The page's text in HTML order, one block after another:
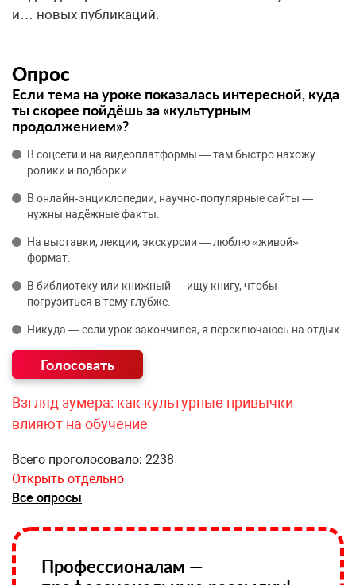
и… новых публикаций.
Опрос
Если тема на уроке показалась интересной, куда
ты скорее пойдёшь за «культурным
продолжением»?
В соцсети и на видеоплатформы — там быстро нахожу
ролики и подборки.
В онлайн‑энциклопедии, научно‑популярные сайты —
нужны надёжные факты.
На выставки, лекции, экскурсии — люблю «живой»
формат.
В библиотеку или книжный — ищу книгу, чтобы
погрузиться в тему глубже.
Никуда — если урок закончился, я переключаюсь на отдых.
Взгляд зумера: как культурные привычки
влияют на обучение
Всего проголосовало: 2238
Открыть отдельно
Все опросы
Профессионалам —